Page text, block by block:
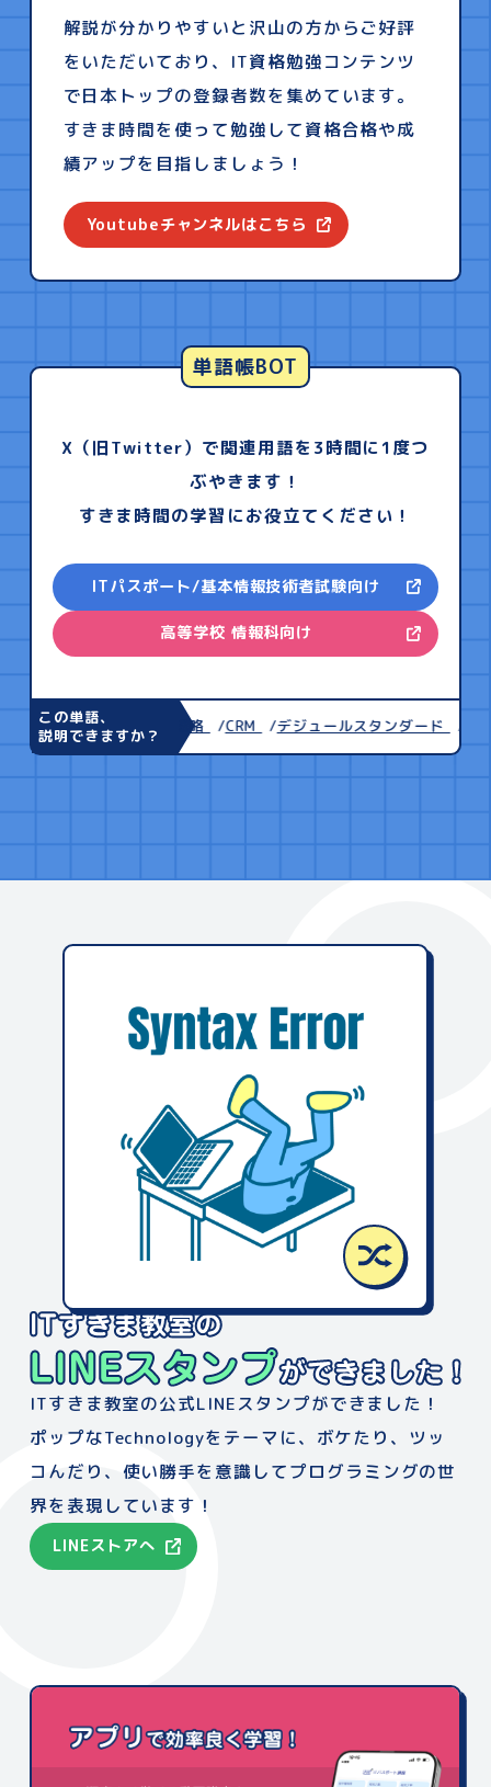
解説が分かりやすいと沢山の方からご好評
をいただいており、IT資格勉強コンテンツ
で日本トップの登録者数を集めています。
すきま時間を使って勉強して資格合格や成
績アップを目指しましょう！
Youtubeチャンネルはこちら
単語帳BOT
X（旧Twitter）で関連用語を3時間に1度つ
ぶやきます！
すきま時間の学習にお役立てください！
ITパスポート/基本情報技術者試験向け
高等学校 情報科向け
この単語、
説明できますか？
アップセル プル戦略 CRM デジュールスタンダード OSI
ITすきま教室の公式LINEスタンプができました！
ポップなTechnologyをテーマに、 ボケたり、ツッ
コんだり、使い勝手を意識してプログラミングの世
界を表現しています！
LINEストアへ